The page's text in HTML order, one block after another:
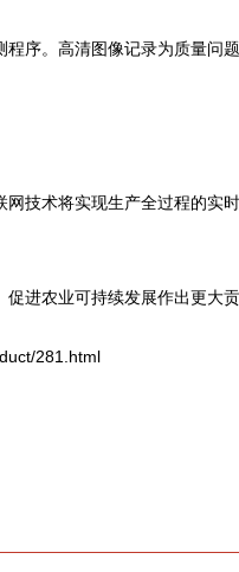
序。高清图像记录为质量问
技术将实现生产全过程的实
进农业可持续发展作出更大贡
281.html